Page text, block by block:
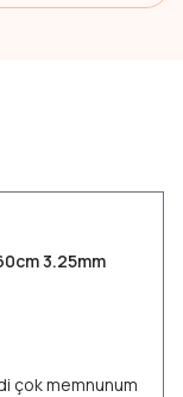
3.25mm
çok memnunum